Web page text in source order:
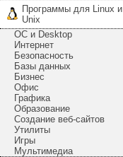
Программы для Linux и
Unix
ОС и Desktop
Интернет
Безопасность
Базы данных
Бизнес
Офис
Графика
Образование
Создание веб-сайтов
Утилиты
Игры
Мультимедиа